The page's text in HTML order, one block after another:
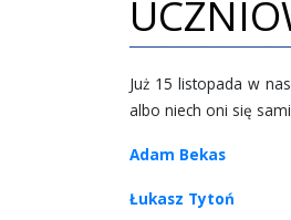
Już 15 listopada w
albo niech oni się
Adam Bekas
Łukasz Tytoń